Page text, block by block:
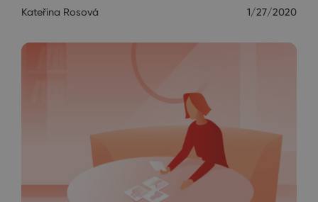
Kateřina Rosová 1/27/2020